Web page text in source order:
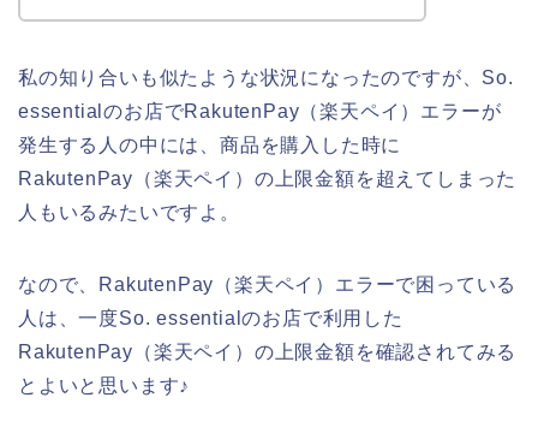
私の知り合いも似たような状況になったのですが、So.
essentialのお店でRakutenPay（楽天ペイ）エラーが
発生する人の中には、商品を購入した時に
RakutenPay（楽天ペイ）の上限金額を超えてしまった
人もいるみたいですよ。
なので、RakutenPay（楽天ペイ）エラーで困っている
人は、一度So. essentialのお店で利用した
RakutenPay（楽天ペイ）の上限金額を確認されてみる
とよいと思います♪